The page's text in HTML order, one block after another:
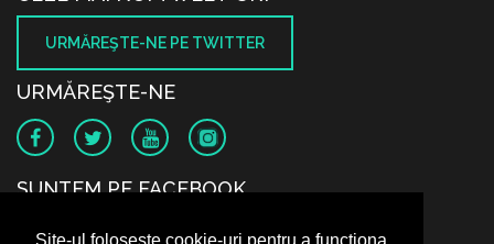
URMĂREŞTE-NE PE TWITTER
URMĂREŞTE-NE
SUNTEM PE FACEBOOK